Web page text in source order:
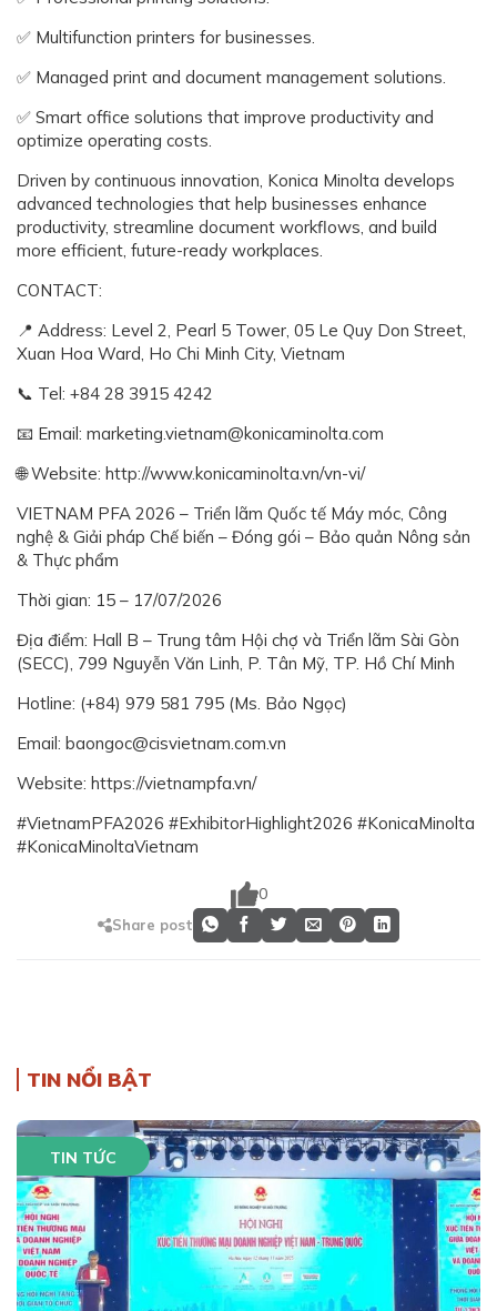
✅ Multifunction printers for businesses.
✅ Managed print and document management solutions.
✅ Smart office solutions that improve productivity and
optimize operating costs.
Driven by continuous innovation, Konica Minolta develops
advanced technologies that help businesses enhance
productivity, streamline document workflows, and build
more efficient, future-ready workplaces.
CONTACT:
📍 Address: Level 2, Pearl 5 Tower, 05 Le Quy Don Street,
Xuan Hoa Ward, Ho Chi Minh City, Vietnam
📞 Tel: +84 28 3915 4242
📧 Email: marketing.vietnam@konicaminolta.com
🌐 Website: http://www.konicaminolta.vn/vn-vi/
VIETNAM PFA 2026 – Triển lãm Quốc tế Máy móc, Công
nghệ & Giải pháp Chế biến – Đóng gói – Bảo quản Nông sản
& Thực phẩm
Thời gian: 15 – 17/07/2026
Địa điểm: Hall B – Trung tâm Hội chợ và Triển lãm Sài Gòn
(SECC), 799 Nguyễn Văn Linh, P. Tân Mỹ, TP. Hồ Chí Minh
Hotline: (+84) 979 581 795 (Ms. Bảo Ngọc)
Email: baongoc@cisvietnam.com.vn
Website: https://vietnampfa.vn/
#VietnamPFA2026 #ExhibitorHighlight2026 #KonicaMinolta
#KonicaMinoltaVietnam
0
Share post
TIN NỔI BẬT
TIN TỨC